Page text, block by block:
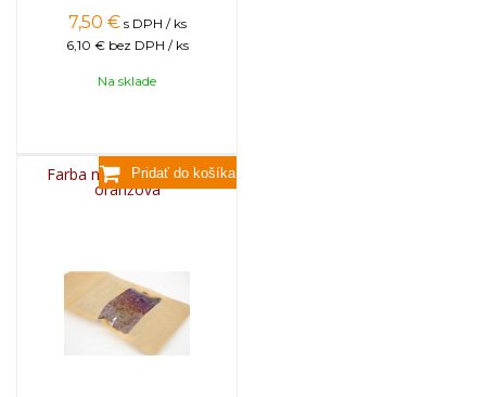
7,50 € s DPH / ks
6,10 € bez DPH / ks
Na sklade
Farba na sviečky, 25g -
oranžová